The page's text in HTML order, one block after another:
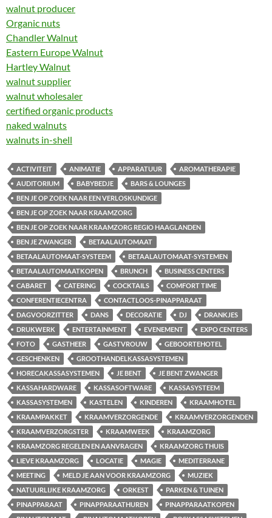
walnut producer
Organic nuts
Chandler Walnut
Eastern Europe Walnut
Hartley Walnut
walnut supplier
walnut wholesaler
certified organic products
naked walnuts
walnuts in-shell
ACTIVITEIT ANIMATIE APPARATUUR
AROMATHERAPIE
AUDITORIUM
BABYBEDJE
BARS & LOUNGES
BEN JE OP ZOEK NAAR EEN VERLOSKUNDIGE
BEN JE OP ZOEK NAAR KRAAMZORG
BEN JE OP ZOEK NAAR KRAAMZORG REGIO HAAGLANDEN
BEN JE ZWANGER
BETAALAUTOMAAT
BETAALAUTOMAAT-SYSTEEM
BETAALAUTOMAAT-SYSTEMEN
BETAALAUTOMAATKOPEN
BRUNCH
BUSINESS CENTERS
CABARET
CATERING COCKTAILS
COMFORT TIME
CONFERENTIECENTRA
CONTACTLOOS-PINAPPARAAT
DAGVOORZITTER
DANS DECORATIE DJ
DRANKJES
DRUKWERK
ENTERTAINMENT EVENEMENT
EXPO CENTERS
FOTO
GASTHEER GASTVROUW
GEBOORTEHOTEL
GESCHENKEN
GROOTHANDELKASSASYSTEMEN
HORECAKASSASYSTEMEN
JE BENT
JE BENT ZWANGER
KASSAHARDWARE
KASSASOFTWARE
KASSASYSTEEM
KASSASYSTEMEN
KASTELEN KINDEREN
KRAAMHOTEL
KRAAMPAKKET
KRAAMVERZORGENDE
KRAAMVERZORGENDEN
KRAAMVERZORGSTER
KRAAMWEEK
KRAAMZORG
KRAAMZORG REGELEN EN AANVRAGEN
KRAAMZORG THUIS
LIEVE KRAAMZORG
LOCATIE MAGIE
MEDITERRANE
MEETING
MELD JE AAN VOOR KRAAMZORG
MUZIEK
NATUURLIJKE KRAAMZORG
ORKEST
PARKEN & TUINEN
PINAPPARAAT
PINAPPARAATHUREN
PINAPPARAATKOPEN